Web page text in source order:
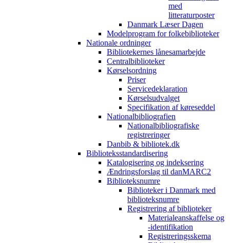
med
litteraturposter
Danmark Læser Dagen
Modelprogram for folkebiblioteker
Nationale ordninger
Bibliotekernes lånesamarbejde
Centralbiblioteker
Kørselsordning
Priser
Servicedeklaration
Kørselsudvalget
Specifikation af køreseddel
Nationalbibliografien
Nationalbibliografiske
registreringer
Danbib & bibliotek.dk
Biblioteksstandardisering
Katalogisering og indeksering
Ændringsforslag til danMARC2
Biblioteksnumre
Biblioteker i Danmark med
biblioteksnumre
Registrering af biblioteker
Materialeanskaffelse og
-identifikation
Registreringsskema